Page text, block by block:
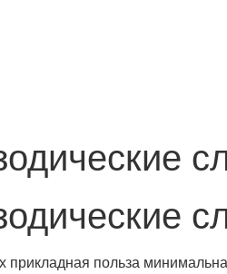
прикладная польза